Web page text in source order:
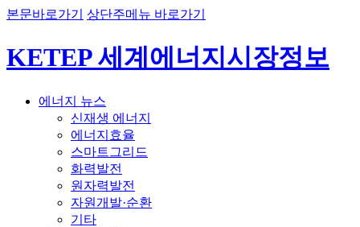
본문바로가기 상단주메뉴 바로가기
KETEP 세계에너지시장정보
에너지 뉴스
신재생 에너지
에너지효율
스마트그리드
화력발전
원자력발전
자원개발·순환
기타